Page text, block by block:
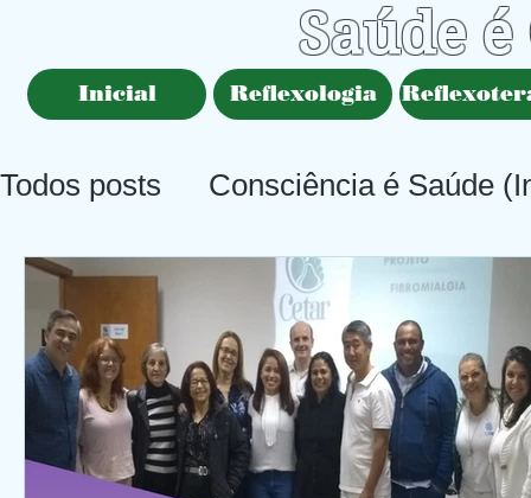
Saúde
Inicial Reflexologia
Todos posts Consciência é Saúde
Saúde é Consciência (Principal)